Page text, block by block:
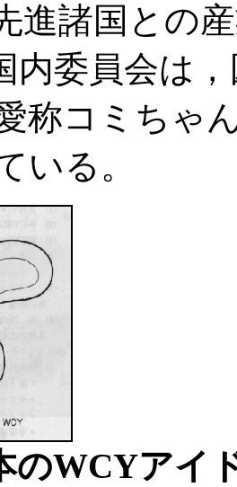
国との産
委員会は
称コミちゃ
いる。
WCYアイ